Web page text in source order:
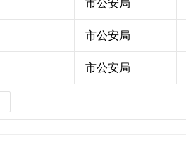
市公安局
市公安局
市公安局